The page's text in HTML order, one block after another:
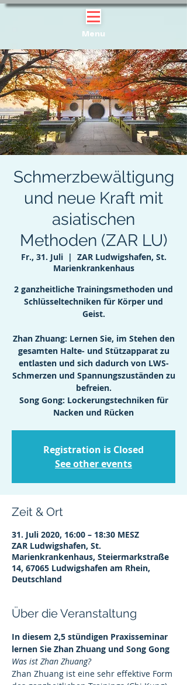
Menu
Schmerzbewältigung
und neue Kraft mit
asiatischen
Methoden (ZAR LU)
Fr., 31. Juli
  |
ZAR Ludwigshafen, St.
Marienkrankenhaus
2 ganzheitliche Trainingsmethoden und
Schlüsseltechniken für Körper und
Geist.
Zhan Zhuang: Lernen Sie, im Stehen den
gesamten Halte- und Stützapparat zu
entlasten und sich dadurch von LWS-
Schmerzen und Spannungszuständen zu
befreien.
Song Gong: Lockerungstechniken für
Nacken und Rücken
Registration is Closed
See other events
Zeit & Ort
31. Juli 2020, 16:00 – 18:30 MESZ
ZAR Ludwigshafen, St.
Marienkrankenhaus, Steiermarkstraße
14, 67065 Ludwigshafen am Rhein,
Deutschland
Über die Veranstaltung
In diesem 2,5 stündigen Praxisseminar
lernen Sie Zhan Zhuang und Song Gong
Was ist Zhan Zhuang?
Zhan Zhuang ist eine sehr effektive Form